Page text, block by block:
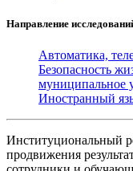
Направление
Автоматика,
Безопасность
муниципальное
Иностранный
Институциональный
продвижения